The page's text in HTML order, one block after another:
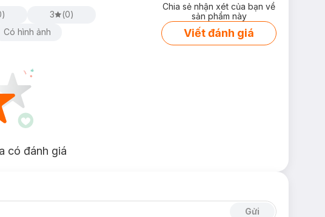
) 3 (0)
Có hình ảnh
Chia sẻ nhận xét của bạn về
sản phẩm này
Viết đánh giá
có đánh giá
Gửi